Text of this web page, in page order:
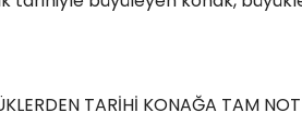
TARİHİ KONAĞA TAM NOT